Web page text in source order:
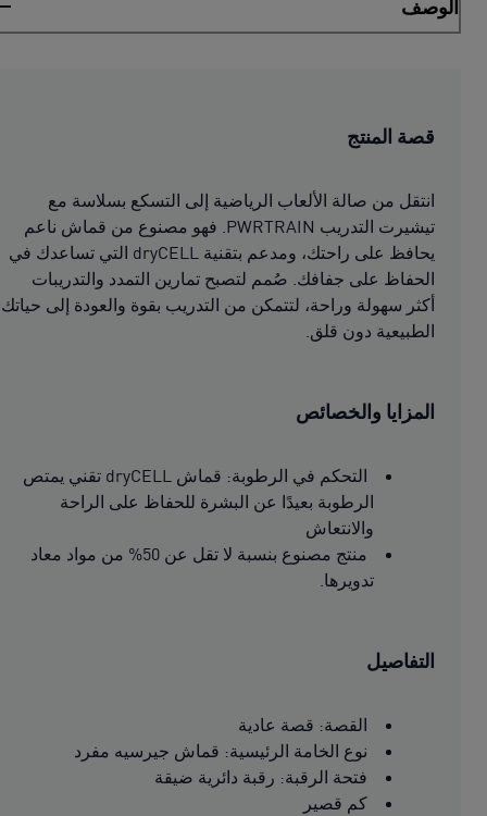
الوصف
قصة المنتج
انتقل من صالة الألعاب الرياضية إلى التسكع بسلاسة مع
تيشيرت التدريب PWRTRAIN. فهو مصنوع من قماش ناعم
يحافظ على راحتك، ومدعم بتقنية dryCELL التي تساعدك في
الحفاظ على جفافك. صُمم لتصبح تمارين التمدد والتدريبات
أكثر سهولة وراحة، لتتمكن من التدريب بقوة والعودة إلى حياتك
الطبيعية دون قلق.
المزايا والخصائص
التحكم في الرطوبة: قماش dryCELL تقني يمتص
الرطوبة بعيدًا عن البشرة للحفاظ على الراحة
والانتعاش
منتج مصنوع بنسبة لا تقل عن 50% من مواد معاد
تدويرها.
التفاصيل
القصة: قصة عادية
نوع الخامة الرئيسية: قماش جيرسيه مفرد
فتحة الرقبة: رقبة دائرية ضيقة
كم قصير